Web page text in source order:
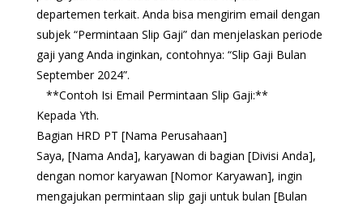
departemen terkait. Anda bisa mengirim email dengan
subjek “Permintaan Slip Gaji” dan menjelaskan periode
gaji yang Anda inginkan, contohnya: “Slip Gaji Bulan
September 2024”.
**Contoh Isi Email Permintaan Slip Gaji:**
Kepada Yth.
Bagian HRD PT [Nama Perusahaan]
Saya, [Nama Anda], karyawan di bagian [Divisi Anda],
dengan nomor karyawan [Nomor Karyawan], ingin
mengajukan permintaan slip gaji untuk bulan [Bulan